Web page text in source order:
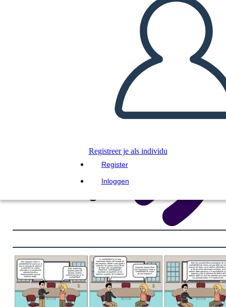
Registreer je als individu
Register
Inloggen
DIAVOORSTELLING AFSPELEN
LEES MIJ VOOR